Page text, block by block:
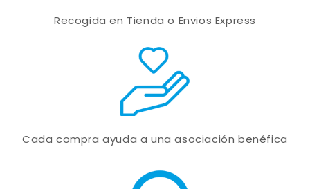
Recogida en Tienda o Envios Express
Cada compra ayuda a una asociación benéfica